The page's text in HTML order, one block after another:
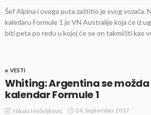
Šef Alpina i ovoga puta zaštitio je svog vozača.
kaledaru Formule 1 je VN Australije koja će iz
biti peta po redu u kojoj će se on takmičiti kao
VESTI
Whiting: Argentina se
kalendar Formule 1
Nikola Nedeljković 24, September 2017